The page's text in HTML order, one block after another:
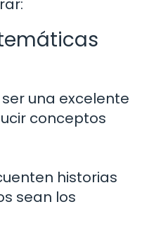
una excelente
conceptos
historias
sean los